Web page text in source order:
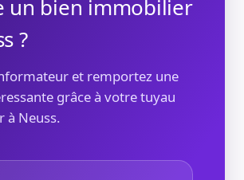
un bien immobilier
?
et remportez une
grâce à votre tuyau
à Neuss.